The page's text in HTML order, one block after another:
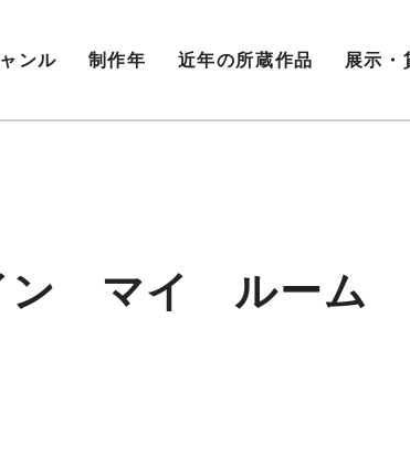
ンル 制作年 近年の所蔵作品 展示・
ン マイ ルーム